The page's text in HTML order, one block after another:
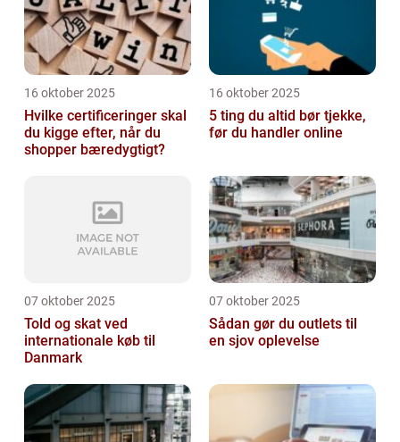
16 oktober 2025
Hvilke certificeringer skal
du kigge efter, når du
shopper bæredygtigt?
16 oktober 2025
5 ting du altid bør tjekke,
før du handler online
07 oktober 2025
Told og skat ved
internationale køb til
Danmark
07 oktober 2025
Sådan gør du outlets til
en sjov oplevelse